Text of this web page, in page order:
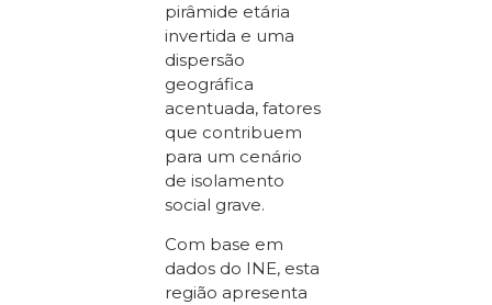
pirâmide etária
invertida e uma
dispersão
geográfica
acentuada, fatores
que contribuem
para um cenário
de isolamento
social grave.
Com base em
dados do INE, esta
região apresenta